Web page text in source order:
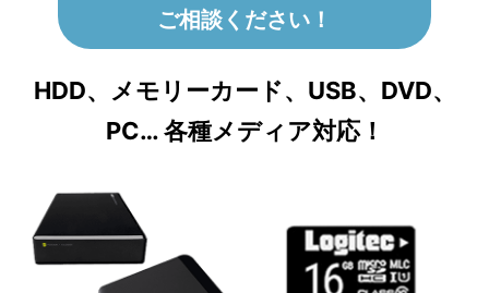
ご相談ください！
HDD、メモリーカード、USB、DVD、
PC… 各種メディア対応！